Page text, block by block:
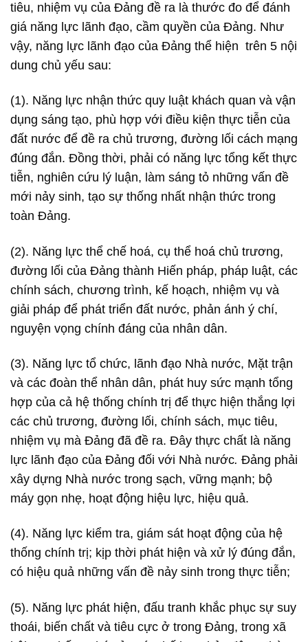
tiêu, nhiệm vụ của Đảng đề ra là thước đo để đánh
giá năng lực lãnh đạo, cầm quyền của Đảng. Như
vậy, năng lực lãnh đạo của Đảng thể hiện trên 5 nội
dung chủ yếu sau:
(1). Năng lực nhận thức quy luật khách quan và vận
dụng sáng tạo, phù hợp với điều kiện thực tiễn của
đất nước để đề ra chủ trương, đường lối cách mạng
đúng đắn. Đồng thời, phải có năng lực tổng kết thực
tiễn, nghiên cứu lý luận, làm sáng tỏ những vấn đề
mới nảy sinh, tạo sự thống nhất nhận thức trong
toàn Đảng.
(2). Năng lực thể chế hoá, cụ thể hoá chủ trương,
đường lối của Đảng thành Hiến pháp, pháp luật, các
chính sách, chương trình, kế hoạch, nhiệm vụ và
giải pháp để phát triển đất nước, phản ánh ý chí,
nguyện vọng chính đáng của nhân dân.
(3). Năng lực tổ chức, lãnh đạo Nhà nước, Mặt trận
và các đoàn thể nhân dân, phát huy sức mạnh tổng
hợp của cả hệ thống chính trị để thực hiện thắng lợi
các chủ trương, đường lối, chính sách, mục tiêu,
nhiệm vụ mà Đảng đã đề ra. Đây thực chất là năng
lực lãnh đạo của Đảng đối với Nhà nước. Đảng phải
xây dựng Nhà nước trong sạch, vững mạnh; bộ
máy gọn nhẹ, hoạt động hiệu lực, hiệu quả.
(4). Năng lực kiểm tra, giám sát hoạt động của hệ
thống chính trị; kịp thời phát hiện và xử lý đúng đắn,
có hiệu quả những vấn đề nảy sinh trong thực tiễn;
(5). Năng lực phát hiện, đấu tranh khắc phục sự suy
thoái, biến chất và tiêu cực ở trong Đảng, trong xã